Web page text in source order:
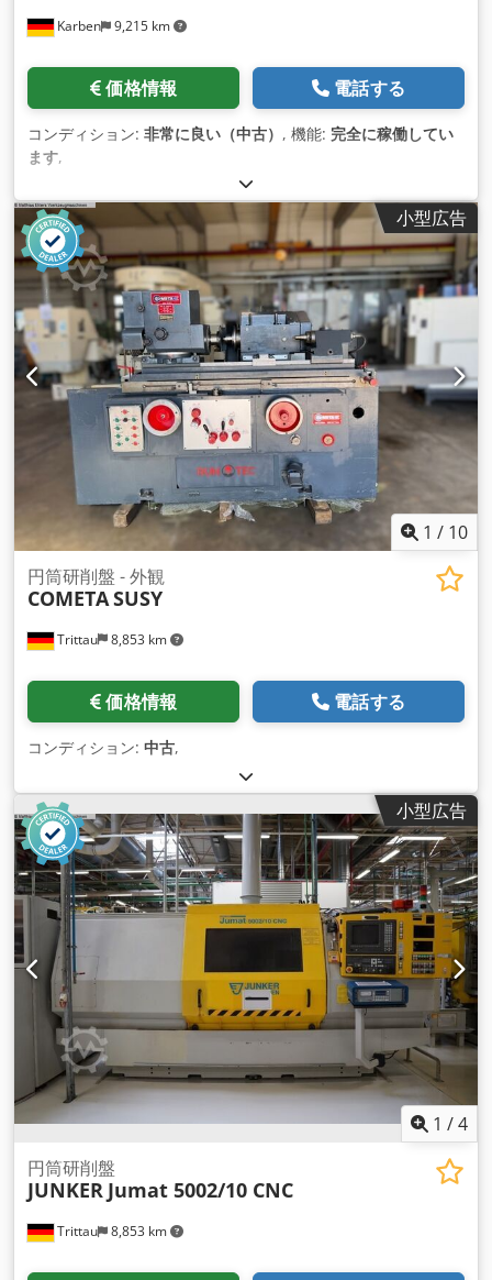
Karben 9,215 km
価格情報 電話する
コンディション: 非常に良い（中古） , 機能: 完全に稼働してい
ます,
小型広告
1 / 10
Trittau 8,853 km
円筒研削盤 - 外観
COMETASUSY
価格情報 電話する
コンディション: 中古,
小型広告
1 /4
Trittau 8,853 km
円筒研削盤
JUNKER Jumat 5002/10 CNC